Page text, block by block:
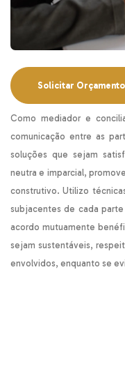
Solicitar Orçamento
Como mediador e
comunicação entre as
soluções que sejam
neutra e imparcial,
construtivo. Utilizo
subjacentes de cada
acordo mutuamente
sejam sustentáveis,
envolvidos, enquanto se